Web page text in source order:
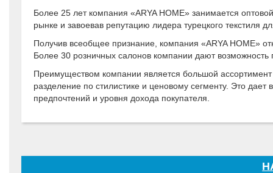
Более 25 лет компания «ARYA HOME» занимается
рынке и завоевав репутацию лидера турецкого текстиля
Получив всеобщее признание, компания «ARYA HOME»
Более 30 розничных салонов компании дают
Преимуществом компании является большой
разделение по стилистике и ценовому сегменту. Это
предпочтений и уровня дохода покупателя.